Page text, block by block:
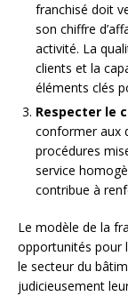
franchisé doit
son chiffre
activité. La
clients et la
éléments clés
Respecter le
conformer aux
procédures
service
contribue à
Le modèle de la
opportunités pour
le secteur du
judicieusement